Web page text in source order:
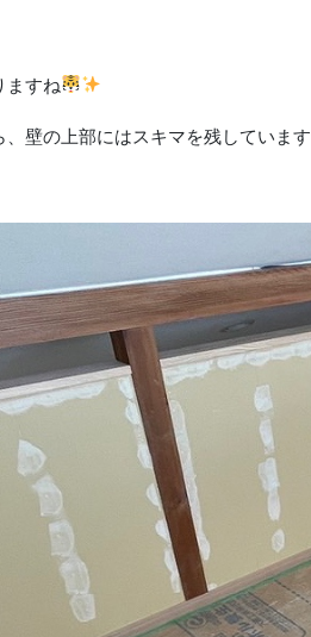
ますね
壁の上部にはスキマを残しています